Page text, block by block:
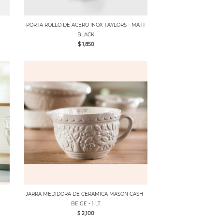
PORTA ROLLO DE ACERO INOX TAYLORS - MATT
BLACK
$ 1,850
JARRA MEDIDORA DE CERAMICA MASON CASH -
BEIGE - 1 LT
$ 2,100